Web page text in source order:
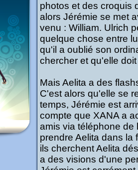
photos et des croquis
alors Jérémie se met
venu : William. Ulrich
quelque chose entre
qu'il a oublié son
chercher et qu'elle
Mais Aelita a des
C'est alors qu'elle se
temps, Jérémie est
compte que XANA a
amis via téléphone de
prendre Aelita dans la
ils cherchent Aelita
a des visions d'une